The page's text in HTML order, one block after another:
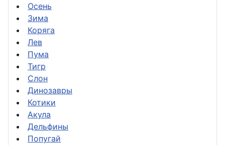
Осень
Зима
Коряга
Лев
Пума
Тигр
Слон
Динозавры
Котики
Акула
Дельфины
Попугай